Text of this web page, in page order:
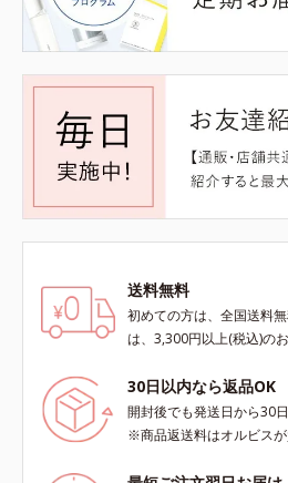
送料無料
初めての方は、全国送料
は、3,300円以上(税込)の
30日以内なら返品OK
開封後でも発送日から30
※商品返送料はオルビス